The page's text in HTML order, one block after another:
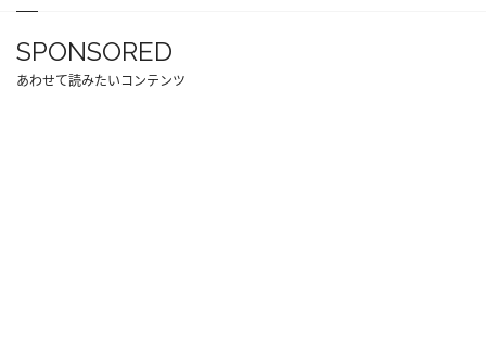
SPONSORED
あわせて読みたいコンテンツ